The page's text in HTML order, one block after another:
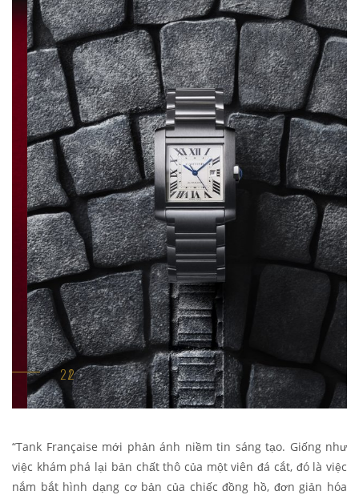
“Tank Française mới phản ánh niềm tin sáng tạo. Giống như
việc khám phá lại bản chất thô của một viên đá cắt, đó là việc
nắm bắt hình dạng cơ bản của chiếc đồng hồ, đơn giản hóa